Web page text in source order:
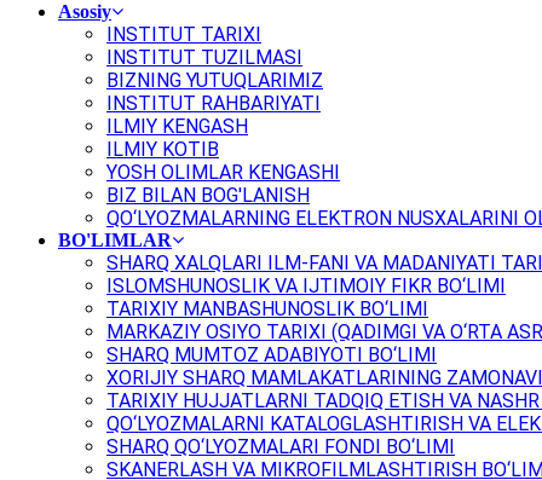
Asosiy
INSTITUT TARIXI
INSTITUT TUZILMASI
BIZNING YUTUQLARIMIZ
INSTITUT RAHBARIYATI
ILMIY KENGASH
ILMIY KOTIB
YOSH OLIMLAR KENGASHI
BIZ BILAN BOG'LANISH
QO‘LYOZMALARNING ELEKTRON NUSXALARINI
BO'LIMLAR
SHARQ XALQLARI ILM-FANI VA MADANIYATI
ISLOMSHUNOSLIK VA IJTIMOIY FIKR BO‘LIMI
TARIXIY MANBASHUNOSLIK BO‘LIMI
MARKAZIY OSIYO TARIXI (QADIMGI VA O‘RTA
SHARQ MUMTOZ ADABIYOTI BO‘LIMI
XORIJIY SHARQ MAMLAKATLARINING
TARIXIY HUJJATLARNI TADQIQ ETISH VA
QO‘LYOZMALARNI KATALOGLASHTIRISH VA
SHARQ QO‘LYOZMALARI FONDI BO‘LIMI
SKANERLASH VA MIKROFILMLASHTIRISH